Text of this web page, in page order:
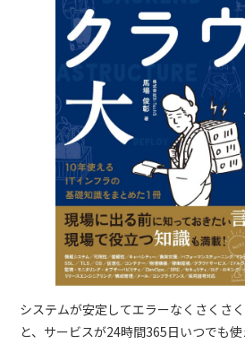
システムが安定してエラーなくさくさ
と、サービスが24時間365日いつでも